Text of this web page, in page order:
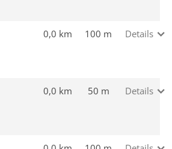
0,0 km 100 m Details
0,0 km 50 m Details